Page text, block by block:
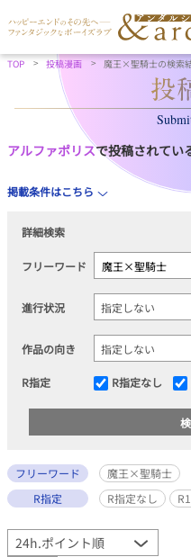
TOP 投稿漫画 魔王×聖騎士の検索
アルファポリスで投稿されてい
掲載条件はこちら
詳細検索
フリーワード
進行状況
作品の向き
R指定 R指定なし
フリーワード
魔王×聖騎士
R指定
R指定なし